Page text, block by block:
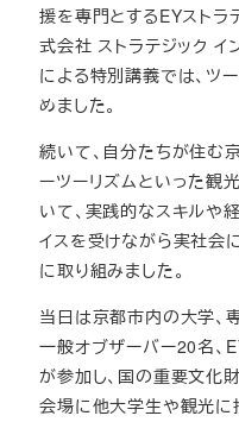
援を専門とするEYストラ
式会社 ストラテジック イ
による特別講義では、ツ
めました。
続いて、自分たちが住む
ーツーリズムといった観
いて、実践的なスキルや
イスを受けながら実社会
に取り組みました。
当日は京都市内の大学、
一般オブザーバー20名
が参加し、国の重要文化
会場に他大学生や観光に